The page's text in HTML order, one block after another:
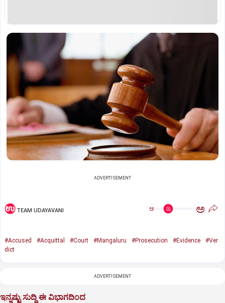
ADVERTISEMENT
TEAM UDAYAVANI ಅ ಅ
#Accused #Acquittal #Court #Mangaluru #Prosecution #Evidence
#Ver
dict
ADVERTISEMENT
ಇನ್ನಷ್ಟು ಸುದ್ದಿ ಈ ವಿಭಾಗದಿಂದ